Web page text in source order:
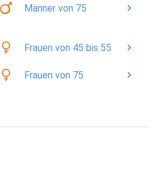
Männer von 75
Frauen von 45 bis 55
Frauen von 75